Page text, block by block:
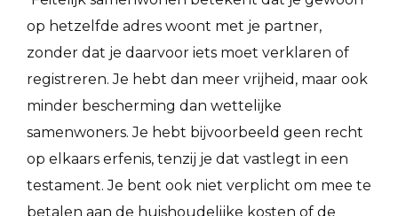
op hetzelfde adres woont met je partner,
zonder dat je daarvoor iets moet verklaren of
registreren. Je hebt dan meer vrijheid, maar ook
minder bescherming dan wettelijke
samenwoners. Je hebt bijvoorbeeld geen recht
op elkaars erfenis, tenzij je dat vastlegt in een
testament. Je bent ook niet verplicht om mee te
betalen aan de huishoudelijke kosten of de